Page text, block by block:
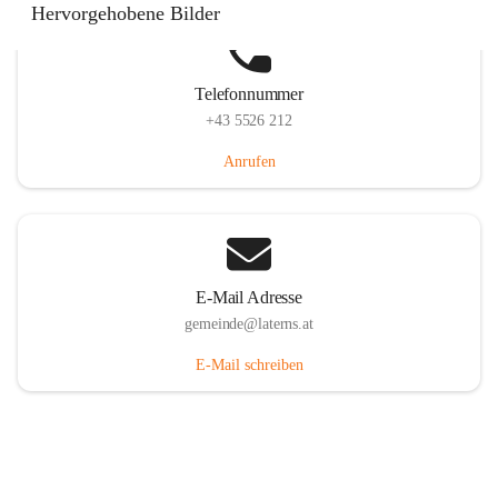
Hervorgehobene Bilder
Telefonnummer
+43 5526 212
Anrufen
E-Mail Adresse
gemeinde@laterns.at
E-Mail schreiben